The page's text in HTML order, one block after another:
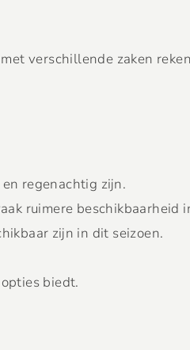
verschillende zaken
regenachtig zijn.
ruimere beschikbaarheid
zijn in dit seizoen.
biedt.